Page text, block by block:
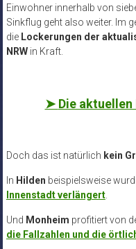
Einwohner innerhalb von
Sinkflug geht also weiter. Im
die Lockerungen der
NRWin Kraft.
➤ Die
Doch das ist natürlich kein
In Hilden beispielsweise
Innenstadt verlängert.
Und Monheim profitiert von
die Fallzahlen und die